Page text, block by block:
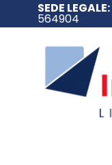
SEDE LEGALE:
564904